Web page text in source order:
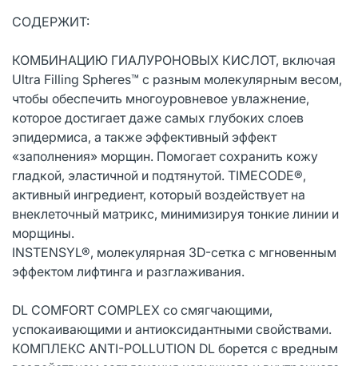
СОДЕРЖИТ:
КОМБИНАЦИЮ ГИАЛУРОНОВЫХ КИСЛОТ, включая
Ultra Filling Spheres™ с разным молекулярным весом,
чтобы обеспечить многоуровневое увлажнение,
которое достигает даже самых глубоких слоев
эпидермиса, а также эффективный эффект
«заполнения» морщин. Помогает сохранить кожу
гладкой, эластичной и подтянутой. TIMECODE®,
активный ингредиент, который воздействует на
внеклеточный матрикс, минимизируя тонкие линии и
морщины.
INSTENSYL®, молекулярная 3D-сетка с мгновенным
эффектом лифтинга и разглаживания.
DL COMFORT COMPLEX со смягчающими,
успокаивающими и антиоксидантными свойствами.
КОМПЛЕКС ANTI-POLLUTION DL борется с вредным